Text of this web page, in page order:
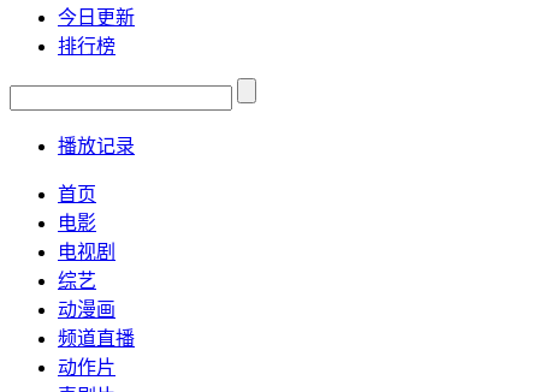
今日更新
排行榜
播放记录
首页
电影
电视剧
综艺
动漫画
频道直播
动作片